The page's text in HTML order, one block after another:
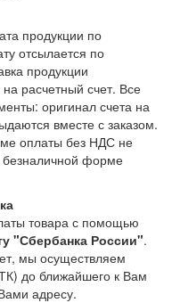
продукции по
отсылается по
продукции
расчетный счет. Все
оригинал счета на
вместе с заказом.
оплаты без НДС не
форме
товара с помощью
"Сбербанка России".
мы осуществляем
до ближайшего к Вам
адресу.